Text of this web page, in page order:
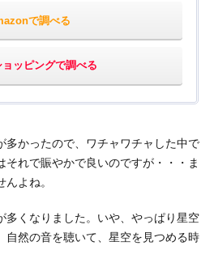
で調べる
ッピングで調べる
多かったので、ワチャワチャした中で
れで賑やかで良いのですが・・・ま
よね。
多くなりました。いや、やっぱり星空
自然の音を聴いて、星空を見つめる時